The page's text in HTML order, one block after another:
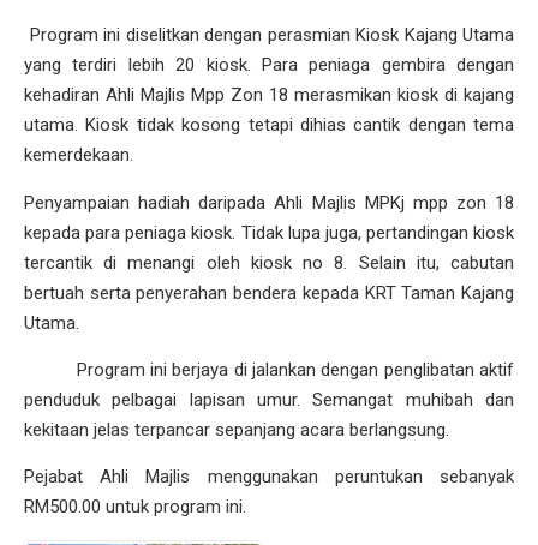
Program ini diselitkan dengan perasmian Kiosk Kajang Utama
yang terdiri lebih 20 kiosk. Para peniaga gembira dengan
kehadiran Ahli Majlis Mpp Zon 18 merasmikan kiosk di kajang
utama. Kiosk tidak kosong tetapi dihias cantik dengan tema
kemerdekaan.
Penyampaian hadiah daripada Ahli Majlis MPKj mpp zon 18
kepada para peniaga kiosk. Tidak lupa juga, pertandingan kiosk
tercantik di menangi oleh kiosk no 8. Selain itu, cabutan
bertuah serta penyerahan bendera kepada KRT Taman Kajang
Utama.
Program ini berjaya di jalankan dengan penglibatan aktif
penduduk pelbagai lapisan umur. Semangat muhibah dan
kekitaan jelas terpancar sepanjang acara berlangsung.
Pejabat Ahli Majlis menggunakan peruntukan sebanyak
RM500.00 untuk program ini.